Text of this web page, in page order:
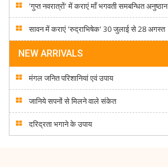
'गुप्त नवरात्रों' में कराएं माँ भगवती समबन्धित अनुष्ठान
सावन में कराएं 'रुद्राभिषेक' 30 जुलाई से 28 अगस्त
NEW ARRIVALS
मंगल जनित परिशानियां एवं उपाय
जानिये सपनों से मिलने वाले संकेत
दरिद्रता भगाने के उपाय